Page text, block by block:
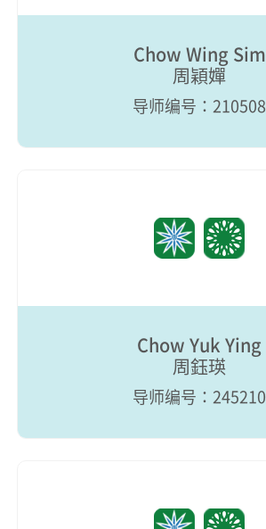
Chow Wing Sim
周穎嬋
导师编号：210508
Chow Yuk Ying
周鈺瑛
导师编号：245210